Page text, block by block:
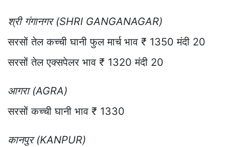
श्री गंगानगर (SHRI GANGANAGAR)
सरसों तेल कच्ची घानी फुल मार्च भाव ₹ 1350 मंदी 20
सरसों तेल एक्सपेलर भाव ₹ 1320 मंदी 20
आगरा (AGRA)
सरसों कच्ची घानी भाव ₹ 1330
कानपुर (KANPUR)